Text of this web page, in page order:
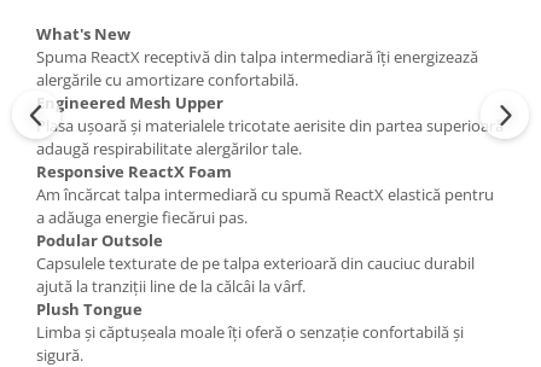
What's New
Spuma ReactX receptivă din talpa intermediară îți energizează
alergările cu amortizare confortabilă.
Engineered Mesh Upper
Plasa ușoară și materialele tricotate aerisite din partea superioară
adaugă respirabilitate alergărilor tale.
Responsive ReactX Foam
Am încărcat talpa intermediară cu spumă ReactX elastică pentru
a adăuga energie fiecărui pas.
Podular Outsole
Capsulele texturate de pe talpa exterioară din cauciuc durabil
ajută la tranziții line de la călcâi la vârf.
Plush Tongue
Limba și căptușeala moale îți oferă o senzație confortabilă și
sigură.